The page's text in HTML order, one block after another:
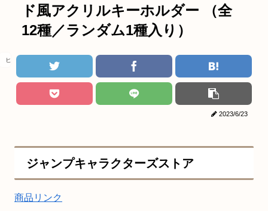
ド風アクリルキーホルダー （全
12種／ランダム1種入り）
ヒロアカ
2023/6/23
ジャンプキャラクターズストア
商品リンク